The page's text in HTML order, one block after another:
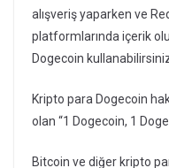
alışveriş yaparken ve
platformlarında içerik
Dogecoin
Kripto para Dogecoin
olan “1 Dogecoin, 1
Bitcoin ve diğer kripto